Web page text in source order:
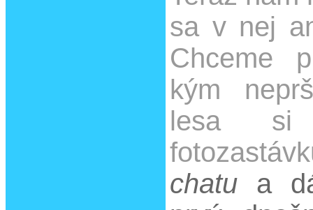
sa v nej
Chceme
kým
lesa si
chatu a